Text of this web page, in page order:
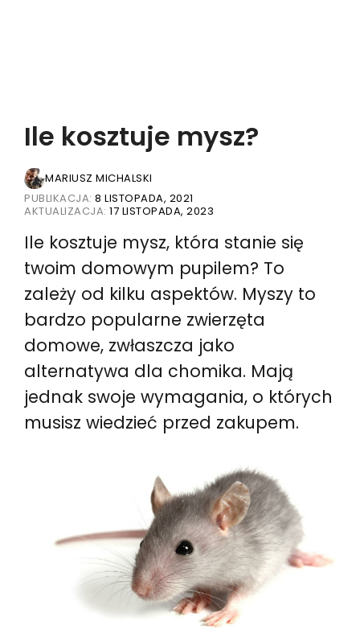
Ile kosztuje mysz?
MARIUSZ MICHALSKI
PUBLIKACJA: 8 LISTOPADA, 2021
AKTUALIZACJA: 17 LISTOPADA, 2023
Ile kosztuje mysz, która stanie się
twoim domowym pupilem? To
zależy od kilku aspektów. Myszy to
bardzo popularne zwierzęta
domowe, zwłaszcza jako
alternatywa dla chomika. Mają
jednak swoje wymagania, o których
musisz wiedzieć przed zakupem.